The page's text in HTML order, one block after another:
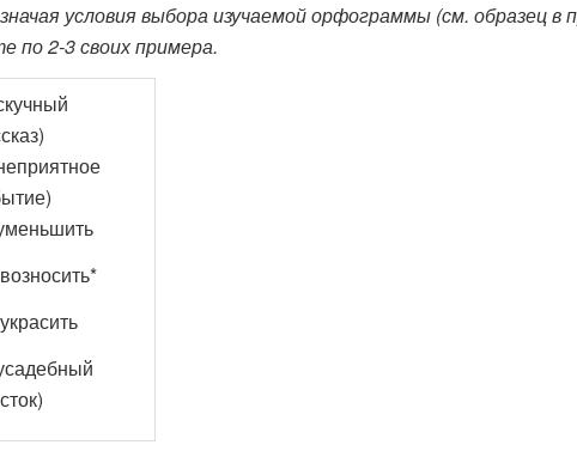
условия выбора изучаемой орфограммы (см. образец в
по 2-3 своих примера.